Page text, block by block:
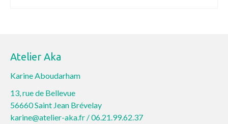
Atelier Aka
Karine Aboudarham
13, rue de Bellevue
56660 Saint Jean Brévelay
karine@atelier-aka.fr /06.21.99.62.37